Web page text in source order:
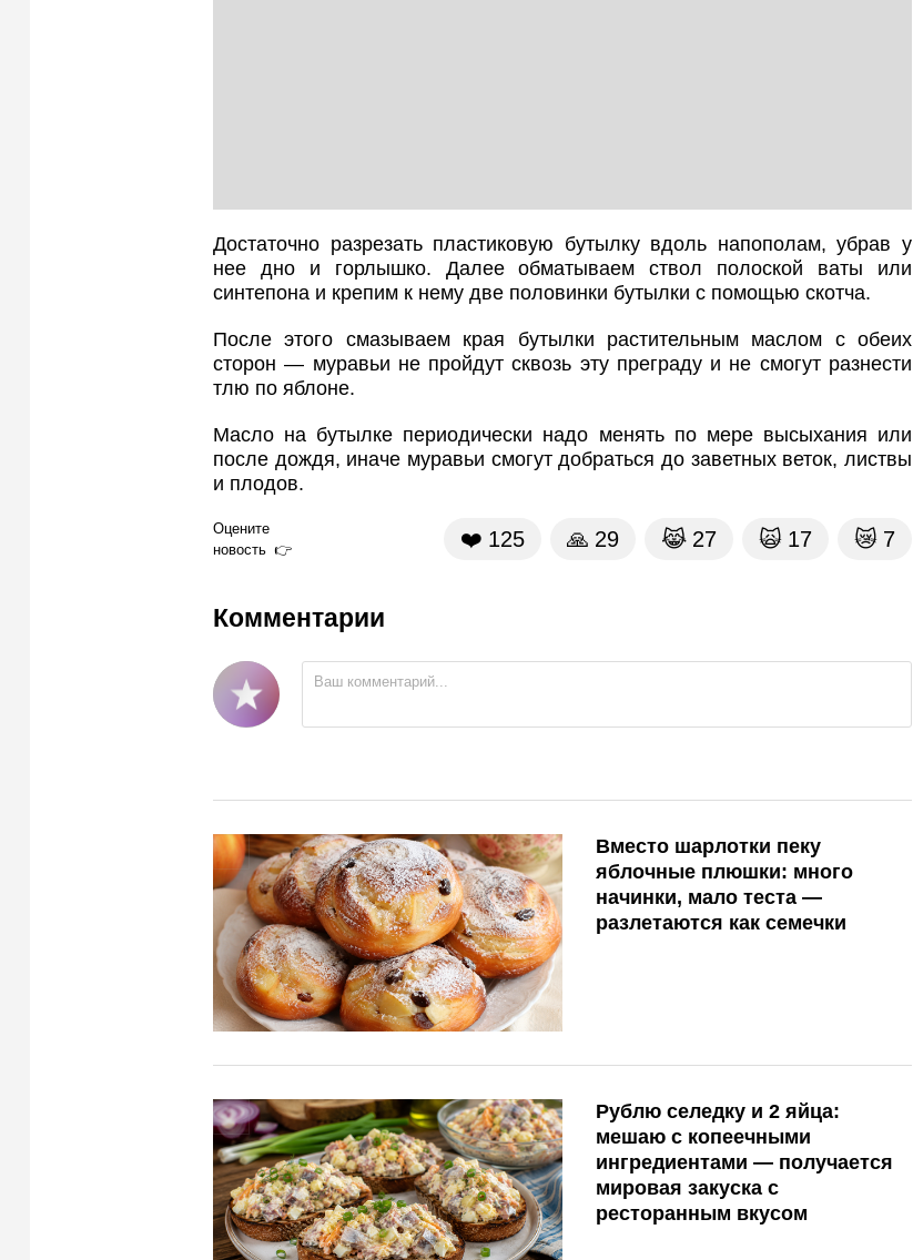
Достаточно разрезать пластиковую бутылку вдоль напополам, убрав у
нее дно и горлышко. Далее обматываем ствол полоской ваты или
синтепона и крепим к нему две половинки бутылки с помощью скотча.
После этого смазываем края бутылки растительным маслом с обеих
сторон — муравьи не пройдут сквозь эту преграду и не смогут разнести
тлю по яблоне.
Масло на бутылке периодически надо менять по мере высыхания или
после дождя, иначе муравьи смогут добраться до заветных веток, листвы
и плодов.
Оцените
новость
❤️ 125 🙏 29 😹 27 🙀 17 😿 7
Комментарии
Вместо шарлотки пеку
яблочные плюшки: много
начинки, мало теста —
разлетаются как семечки
Рублю селедку и 2 яйца:
мешаю с копеечными
ингредиентами — получается
мировая закуска с
ресторанным вкусом